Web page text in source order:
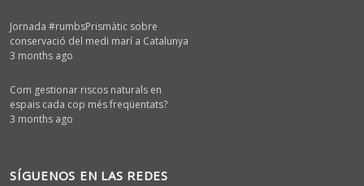
Jornada #rumbsPrismàtic sobre
conservació del medi marí a Catalunya
3 months ago
Com gestionar riscos naturals en
espais cada cop més freqüentats?
3 months ago
SÍGUENOS EN LAS REDES